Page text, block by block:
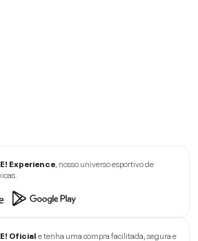
Experience , nosso universo esportivo de
Oficiale tenha uma compra facilitada, segura e